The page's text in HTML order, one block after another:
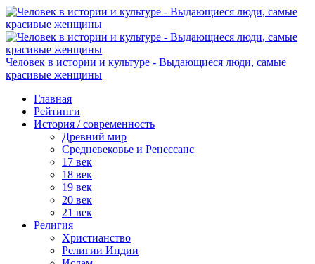
Человек в истории и культуре - Выдающиеся люди, самые
красивые женщины
Главная
Рейтинги
История / современность
Древний мир
Средневековье и Ренессанс
17 век
18 век
19 век
20 век
21 век
Религия
Христианство
Религии Индии